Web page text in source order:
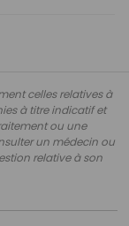
celles relatives à
à titre indicatif et
ou une
un médecin ou
relative à son